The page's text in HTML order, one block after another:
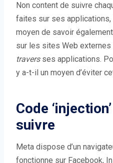
Non content de suivre
faites sur ses applications,
moyen de savoir
sur les sites Web
traversses applications.
y a-t-il un moyen d’éviter
Code
suivre
Meta dispose d’un
fonctionne sur Facebook,